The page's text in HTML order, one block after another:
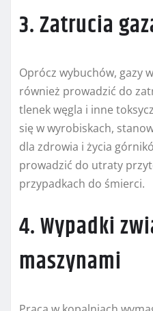
3. Zatrucia
Oprócz wybuchów, gazy
również prowadzić do
tlenek węgla i inne
się w wyrobiskach,
dla zdrowia i życia
prowadzić do utraty
przypadkach do śmierci.
4. Wypadki
maszynami